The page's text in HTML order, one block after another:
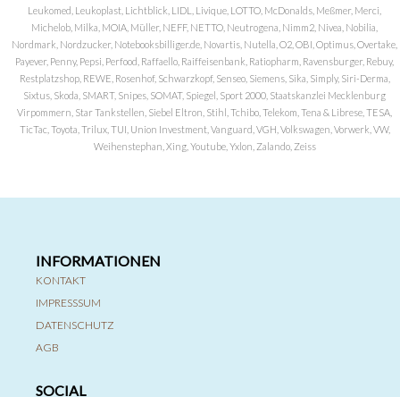
Leukomed, Leukoplast, Lichtblick, LIDL, Livique, LOTTO, McDonalds, Meßmer, Merci,
Michelob, Milka, MOIA, Müller, NEFF, NETTO, Neutrogena, Nimm2, Nivea, Nobilia,
Nordmark, Nordzucker, Notebooksbilliger.de, Novartis, Nutella, O2, OBI, Optimus, Overtake,
Payever, Penny, Pepsi, Perfood, Raffaello, Raiffeisenbank, Ratiopharm, Ravensburger, Rebuy,
Restplatzshop, REWE, Rosenhof, Schwarzkopf, Senseo, Siemens, Sika, Simply, Siri-Derma,
Sixtus, Skoda, SMART, Snipes, SOMAT, Spiegel, Sport 2000, Staatskanzlei Mecklenburg
Virpommern, Star Tankstellen, Siebel Eltron, Stihl, Tchibo, Telekom, Tena & Librese, TESA,
TicTac, Toyota, Trilux, TUI, Union Investment, Vanguard, VGH, Volkswagen, Vorwerk, VW,
Weihenstephan, Xing, Youtube, Yxlon, Zalando, Zeiss
INFORMATIONEN
KONTAKT
IMPRESSSUM
DATENSCHUTZ
AGB
SOCIAL